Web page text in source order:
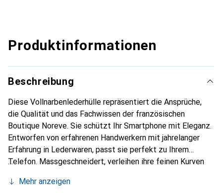
Produktinformationen
Beschreibung
Diese Vollnarbenlederhülle repräsentiert die Ansprüche,
die Qualität und das Fachwissen der französischen
Boutique Noreve. Sie schützt Ihr Smartphone mit Eleganz.
Entworfen von erfahrenen Handwerkern mit jahrelanger
Erfahrung in Lederwaren, passt sie perfekt zu Ihrem
Telefon. Massgeschneidert, verleihen ihre feinen Kurven
unverzichtbaren Accessoire für Ihr Smartphone. Die Marke
Mehr anzeigen